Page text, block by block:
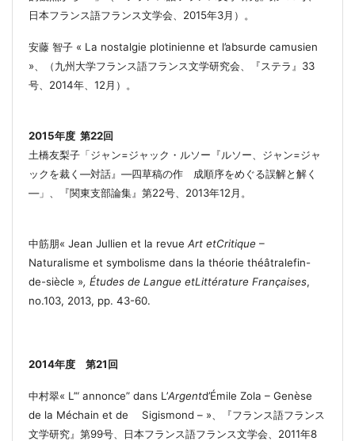
日本フランス語フランス文学会、2015年3月）。
安藤 智子 « La nostalgie plotinienne et l’absurde camusien
»、
（九州大学フランス語フランス文学研究会、『ステラ』33
号、2014年、12月）。
2015年度 第22回
土橋友梨子「ジャン=ジャック・ルソー『ルソー、ジャン=ジャ
ックを裁く ―対話』 ―四草稿の作 成順序をめぐる誤解と解く
―」 『関東支部論集』第22号、 2013年12 月 。
中筋朋« Jean Jullien et la revue Art etCritique –
Naturalisme et symbolisme dans la théorie théâtralefin-
de-siècle », Études de Langue etLittérature Françaises,
no.103, 2013, pp. 43-60.
2014年度 第21回
中村翠« L’“ annonce” dans L’Argentd’Émile Zola – Genèse
de la Méchain et de Sigismond – »
『フランス語フランス
文学研究』第99号 日本フランス語フランス文学会、 2011年8